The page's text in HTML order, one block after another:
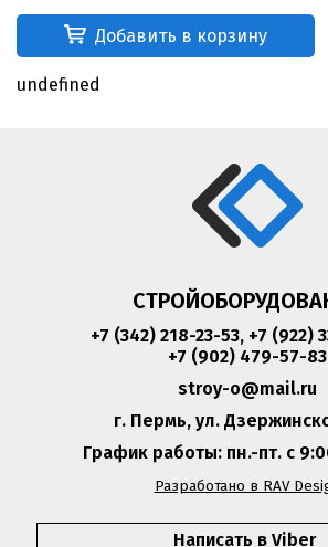
Добавить в корзину
undefined
+7 (342) 218-23-53, +7 (922)
+7 (902) 479-57-83
stroy-o@mail.ru
г. Пермь, ул.
График работы: пн.-пт. с
Разработано в RAV
Написать в Viber